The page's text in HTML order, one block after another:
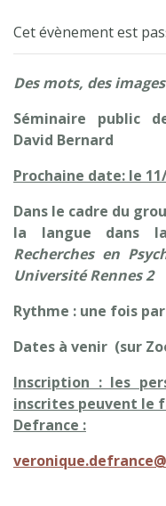
Cet évènement est
Des mots, des images
Séminaire public
David Bernard
Prochaine date: le
Dans le cadre du
la langue dans
Recherches en
Université Rennes 2
Rythme : une fois
Dates à venir (sur
Inscription : les
inscrites peuvent le
Defrance :